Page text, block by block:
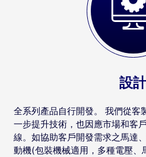
設計
全系列產品自行開發。 我們從客
一步提升技術，也因應市場和客
線。如協助客戶開發需求之馬達
動機(包裝機械適用，多種電壓、